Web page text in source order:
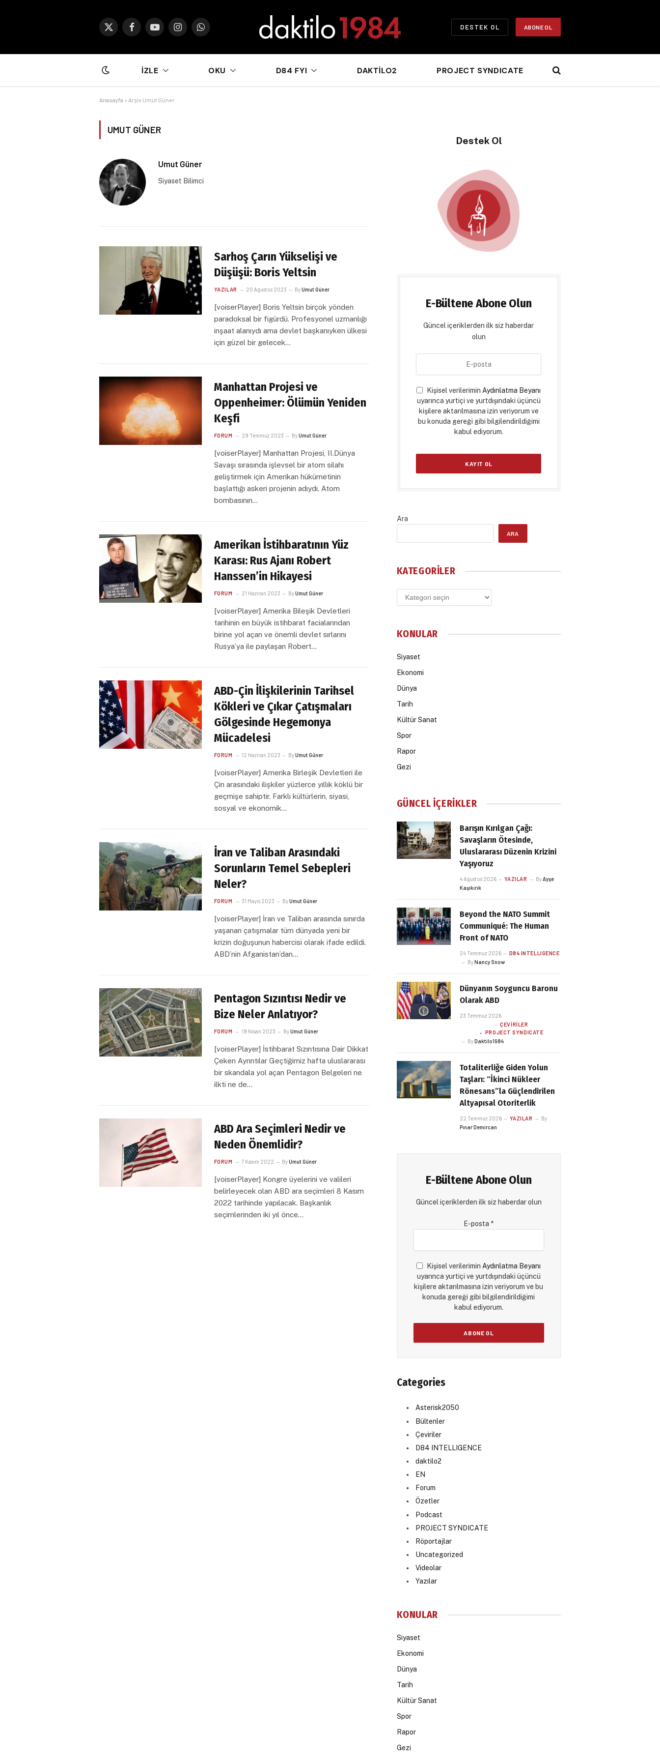
X
FacebookYouTubeInstagramWhatsApp
DESTEK OL ABONE OL
İZLE OKU D84 FYI DAKTILO2 PROJECT SYNDICATE
Anasayfa » Arşiv Umut Güner
UMUT GÜNER
Umut Güner
Siyaset Bilimci
Sarhoş Çarın Yükselişi ve
Düşüşü: Boris Yeltsin
YAZILAR 20 Ağustos 2023 ByUmut Güner
[voiserPlayer] Boris Yeltsin birçok yönden
paradoksal bir figürdü. Profesyonel uzmanlığı
inşaat alanıydı ama devlet başkanıyken ülkesi
için güzel bir gelecek…
Manhattan Projesi ve
Oppenheimer: Ölümün Yeniden
Keşfi
FORUM 29 Temmuz 2023 ByUmut Güner
[voiserPlayer] Manhattan Projesi, II.Dünya
Savaşı sırasında işlevsel bir atom silahı
geliştirmek için Amerikan hükümetinin
başlattığı askeri projenin adıydı. Atom
bombasının…
Amerikan İstihbaratının Yüz
Karası: Rus Ajanı Robert
Hanssen’in Hikayesi
FORUM 21 Haziran 2023 ByUmut Güner
[voiserPlayer] Amerika Bileşik Devletleri
tarihinin en büyük istihbarat facialarından
birine yol açan ve önemli devlet sırlarını
Rusya’ya ile paylaşan Robert…
ABD-Çin İlişkilerinin Tarihsel
Kökleri ve Çıkar Çatışmaları
Gölgesinde Hegemonya
Mücadelesi
FORUM 12 Haziran 2023 ByUmut Güner
[voiserPlayer] Amerika Birleşik Devletleri ile
Çin arasındaki ilişkiler yüzlerce yıllık köklü bir
geçmişe sahiptir. Farklı kültürlerin, siyasi,
sosyal ve ekonomik…
İran ve Taliban Arasındaki
Sorunların Temel Sebepleri
Neler?
FORUM 31 Mayıs 2023 ByUmut Güner
[voiserPlayer] İran ve Taliban arasında sınırda
yaşanan çatışmalar tüm dünyada yeni bir
krizin doğuşunun habercisi olarak ifade edildi.
ABD’nin Afganistan’dan…
Pentagon Sızıntısı Nedir ve
Bize Neler Anlatıyor?
FORUM 19 Nisan 2023 ByUmut Güner
[voiserPlayer] İstihbarat Sızıntısına Dair Dikkat
Çeken Ayrıntılar Geçtiğimiz hafta uluslararası
bir skandala yol açan Pentagon Belgeleri ne
ilkti ne de…
ABD Ara Seçimleri Nedir ve
Neden Önemlidir?
FORUM 7 Kasım 2022 ByUmut Güner
[voiserPlayer] Kongre üyelerini ve valileri
belirleyecek olan ABD ara seçimleri 8 Kasım
2022 tarihinde yapılacak. Başkanlık
seçimlerinden iki yıl önce…
Destek Ol
E-Bültene Abone Olun
Güncel içeriklerden ilk siz haberdar
olun
Kişisel verileriminAydınlatma Beyanı
uyarınca yurtiçi ve yurtdışındaki üçüncü
kişilere aktarılmasına izin veriyorum ve
bu konuda gereği gibi bilgilendirildiğimi
kabul ediyorum.
Ara
ARA
KATEGORILER
Kategoriler
KONULAR
Siyaset
Ekonomi
Dünya
Tarih
Kültür Sanat
Spor
Rapor
Gezi
GÜNCEL İÇERIKLER
Barışın Kırılgan Çağı:
Savaşların Ötesinde,
Uluslararası Düzenin Krizini
Yaşıyoruz
4 Ağustos 2026 YAZILAR ByAyşe
Kaşıkırık
Beyond the NATO Summit
Communiqué: The Human
Front of NATO
24 Temmuz 2026
D84 INTELLIGENCE
ByNancy Snow
Dünyanın Soyguncu Baronu
Olarak ABD
23 Temmuz 2026
ÇEVIRILER
PROJECT SYNDICATE
ByDaktilo1984
Totaliterliğe Giden Yolun
Taşları: “İkinci Nükleer
Rönesans”la Güçlendirilen
Altyapısal Otoriterlik
22 Temmuz 2026 YAZILAR
By
Pınar Demircan
E-Bültene Abone Olun
Güncel içeriklerden ilk siz haberdar olun
E-posta *
Kişisel verileriminAydınlatma Beyanı
uyarınca yurtiçi ve yurtdışındaki üçüncü
kişilere aktarılmasına izin veriyorum ve bu
konuda gereği gibi bilgilendirildiğimi
kabul ediyorum.
Categories
Asterisk2050
Bültenler
Çeviriler
D84 INTELLIGENCE
daktilo2
EN
Forum
Özetler
Podcast
PROJECT SYNDICATE
Röportajlar
Uncategorized
Videolar
Yazılar
KONULAR
Siyaset
Ekonomi
Dünya
Tarih
Kültür Sanat
Spor
Rapor
Gezi